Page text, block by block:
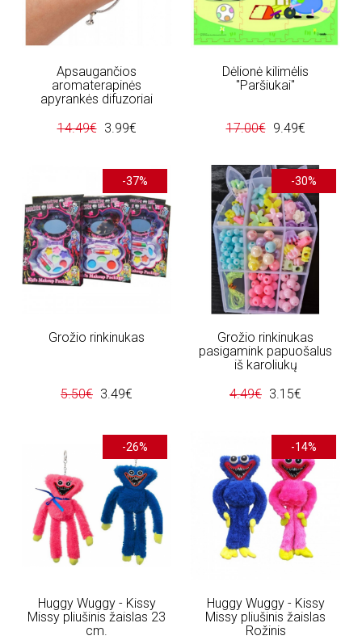
Apsaugančios
aromaterapinės
apyrankės difuzoriai
14.49€ 3.99€
Dėlionė kilimėlis
"Paršiukai"
17.00€ 9.49€
-37%
Grožio rinkinukas
5.50€ 3.49€
-30%
Grožio rinkinukas
pasigamink papuošalus
iš karoliukų
4.49€ 3.15€
-26%
Huggy Wuggy - Kissy
Missy pliušinis žaislas 23
cm.
-14%
Huggy Wuggy - Kissy
Missy pliušinis žaislas
Rožinis